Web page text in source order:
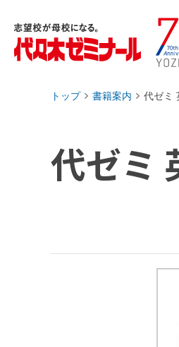
トップ 書籍案内 代ゼミ
代ゼミ